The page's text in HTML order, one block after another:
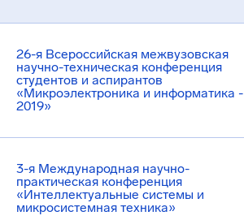
26-я Всероссийская межвузовская
научно-техническая конференция
студентов и аспирантов
«Микроэлектроника и информатика -
2019»
3-я Международная научно-
практическая конференция
«Интеллектуальные системы и
микросистемная техника»